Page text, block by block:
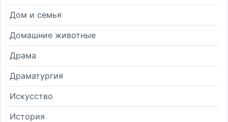
Дом и семья
Домашние животные
Драма
Драматургия
Искусство
История